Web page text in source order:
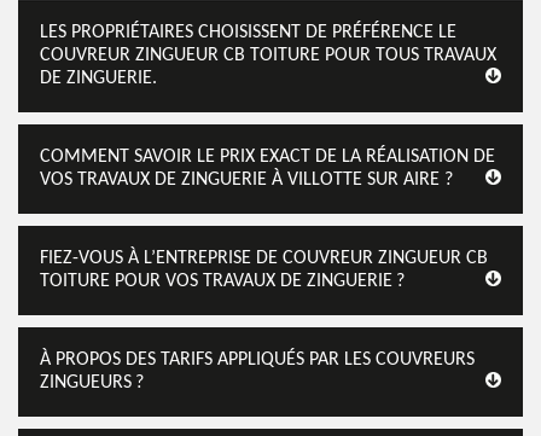
LES PROPRIÉTAIRES CHOISISSENT DE PRÉFÉRENCE LE
COUVREUR ZINGUEUR CB TOITURE POUR TOUS TRAVAUX
DE ZINGUERIE.
COMMENT SAVOIR LE PRIX EXACT DE LA RÉALISATION DE
VOS TRAVAUX DE ZINGUERIE À VILLOTTE SUR AIRE ?
FIEZ-VOUS À L’ENTREPRISE DE COUVREUR ZINGUEUR CB
TOITURE POUR VOS TRAVAUX DE ZINGUERIE ?
À PROPOS DES TARIFS APPLIQUÉS PAR LES COUVREURS
ZINGUEURS ?